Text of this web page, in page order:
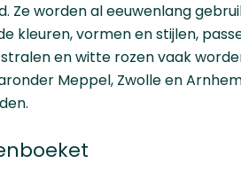
worden al eeuwenlang
kleuren, vormen en stijlen,
en witte rozen vaak
Meppel, Zwolleen